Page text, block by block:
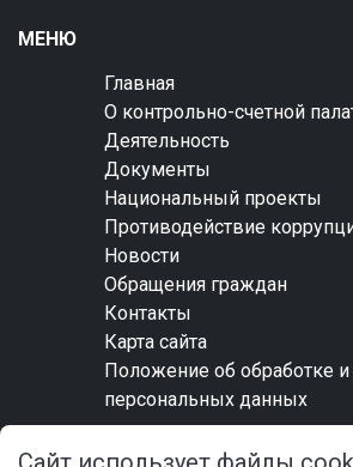
МЕНЮ
Главная
О контрольно-счетной
Деятельность
Документы
Национальный проекты
Противодействие
Новости
Обращения граждан
Контакты
Карта сайта
Положение об обработке
персональных данных